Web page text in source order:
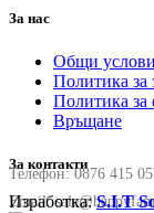
За нас
Общи
Политика за
Политика за
Връщане
За контакти
Телефон:0876 415
Email:
Изработка:S.I.T